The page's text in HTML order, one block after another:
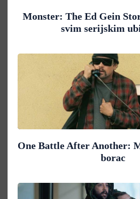
Monster: The Ed Gein
svim serijskim
One Battle After Another:
borac